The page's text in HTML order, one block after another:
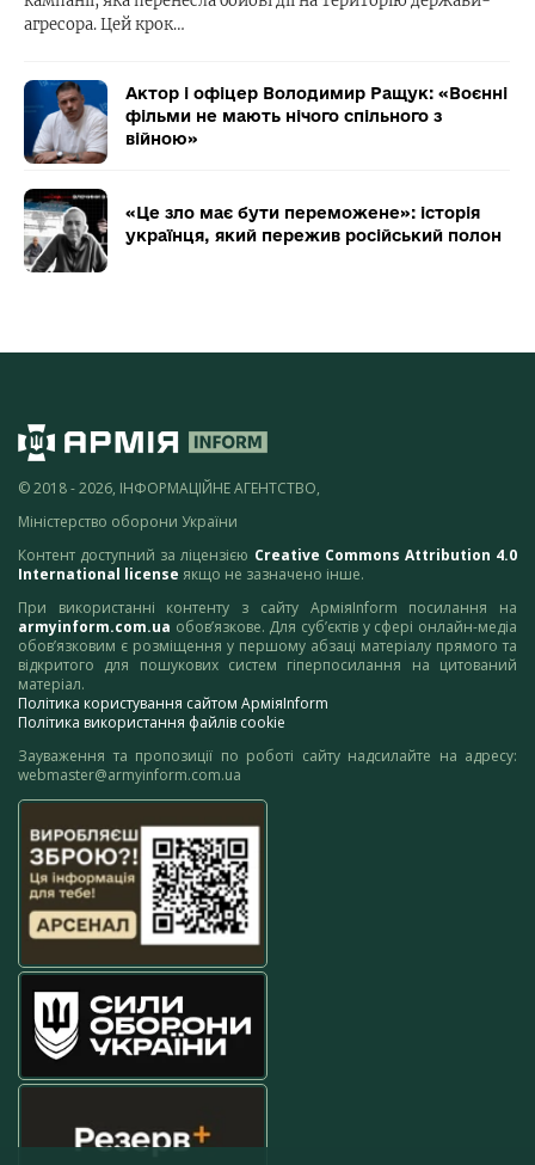
агресора. Цей крок…
Актор і офіцер Володимир Ращук: «Воєнні
фільми не мають нічого спільного з
війною»
«Це зло має бути переможене»: історія
українця, який пережив російський полон
© 2018 - 2026, ІНФОРМАЦІЙНЕ АГЕНТСТВО,
Міністерство оборони України
Контент доступний за ліцензією Creative Commons Attribution 4.0
International license якщо не зазначено інше.
При використанні контенту з сайту АрміяInform посилання на
armyinform.com.ua обов’язкове. Для суб’єктів у сфері онлайн-медіа
обов’язковим є розміщення у першому абзаці матеріалу прямого та
відкритого для пошукових систем гіперпосилання на цитований
матеріал.
Політика користування сайтом АрміяInform
Політика використання файлів cookie
Зауваження та пропозиції по роботі сайту надсилайте на адресу:
webmaster@armyinform.com.ua